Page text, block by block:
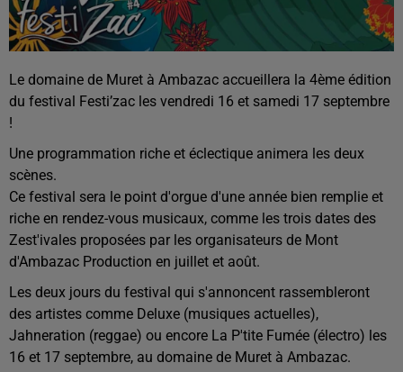
Le domaine de Muret à Ambazac accueillera la 4ème édition
du festival Festi’zac les vendredi 16 et samedi 17 septembre
!
Une programmation riche et éclectique animera les deux
scènes.
Ce festival sera le point d'orgue d'une année bien remplie et
riche en rendez-vous musicaux, comme les trois dates des
Zest'ivales proposées par les organisateurs de Mont
d'Ambazac Production en juillet et août.
Les deux jours du festival qui s'annoncent rassembleront
des artistes comme Deluxe (musiques actuelles),
Jahneration (reggae) ou encore La P'tite Fumée (électro) les
16 et 17 septembre, au domaine de Muret à Ambazac.